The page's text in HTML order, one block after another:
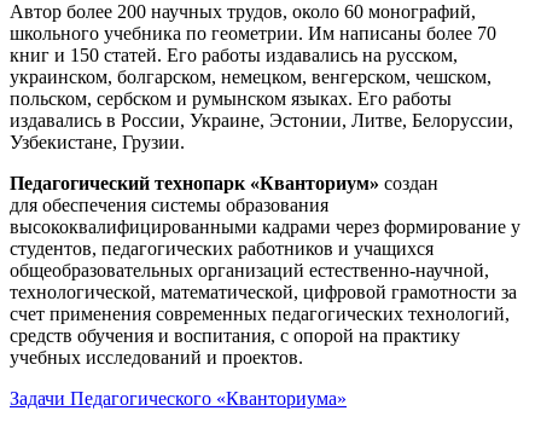
Автор более 200 научных трудов, около 60 монографий,
школьного учебника по геометрии. Им написаны более 70
книг и 150 статей. Его работы издавались на русском,
украинском, болгарском, немецком, венгерском, чешском,
польском, сербском и румынском языках. Его работы
издавались в России, Украине, Эстонии, Литве, Белоруссии,
Узбекистане, Грузии.
Педагогический технопарк «Кванториум» создан
для обеспечения системы образования
высококвалифицированными кадрами через формирование у
студентов, педагогических работников и учащихся
общеобразовательных организаций естественно-научной,
технологической, математической, цифровой грамотности за
счет применения современных педагогических технологий,
средств обучения и воспитания, с опорой на практику
учебных исследований и проектов.
Задачи Педагогического «Кванториума»